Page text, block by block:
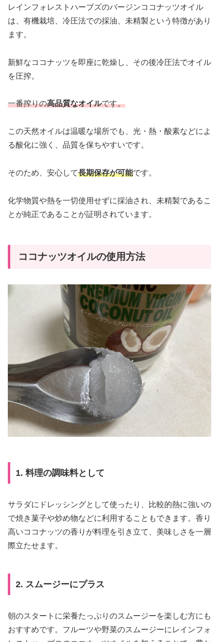
レインフォレストハーブズのバージンココナッツオイル
は、有機栽培、冷圧法での採油、未精製という特徴があり
ます。
新鮮なココナッツを即座に乾燥し、その後冷圧法でオイル
を圧搾。
一番搾りの高品質なオイルです。
この天然オイルは温暖な場所でも、光・熱・酸素などによ
る酸化に強く、品質を保ちやすいです。
そのため、安心して長期保存が可能です。
化学物質や熱を一切使用せずに採油され、未精製であるこ
とが純正であることが証明されています。
ココナッツオイルの使用方法
1. 料理の調味料として
サラダにドレッシングとして使ったり、比較的熱に強いの
で焼き菓子や炒め物などに利用することもできます。香り
高いココナッツの香りが料理を引き立て、美味しさを一層
際立たせます。
2. スムージーにプラス
朝のスタートに栄養たっぷりのスムージーを楽しむ方にも
おすすめです。フルーツや野菜のスムージーにレインフォ